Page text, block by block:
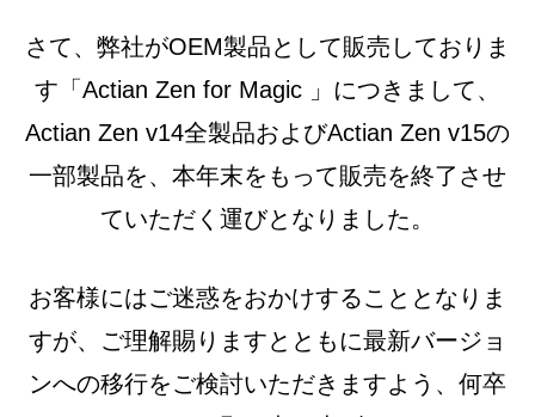
さて、弊社がOEM製品として販売しておりま
す「Actian Zen for Magic 」につきまして、
Actian Zen v14全製品およびActian Zen v15の
一部製品を、本年末をもって販売を終了させ
ていただく運びとなりました。
お客様にはご迷惑をおかけすることとなりま
すが、ご理解賜りますとともに最新バージョ
ンへの移行をご検討いただきますよう、何卒